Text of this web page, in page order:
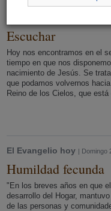
Escuchar
Hoy nos encontramos en el
tiempo en que nos
nacimiento de Jesús. Se
que podamos volvernos
Reino de los Cielos, que está
El Evangelio hoy | Domingo
Humildad fecunda
"En los breves años en que
desarrollo del Hogar,
de las personas y